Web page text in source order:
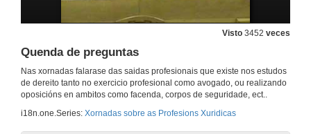
Visto 3452 veces
Quenda de preguntas
Nas xornadas falarase das saidas profesionais que existe nos estudos
de dereito tanto no exercicio profesional como avogado, ou realizando
oposicións en ambitos como facenda, corpos de seguridade, ect..
i18n.one.Series: Xornadas sobre as Profesions Xuridicas
18 de nov. de 2008
O exercicio profesional de Procurador
18 de nov. de 2008